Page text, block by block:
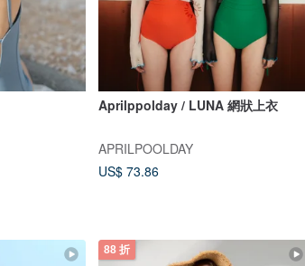
Aprilppolday / LUNA 網狀上衣
APRILPOOLDAY
US$ 73.86
88 折